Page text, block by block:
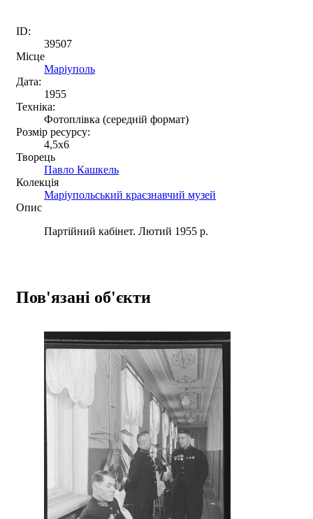
ID:
39507
Місце
Маріуполь
Дата:
1955
Техніка:
Фотоплівка (середній формат)
Розмір ресурсу:
4,5x6
Творець
Павло Кашкель
Колекція
Маріупольський краєзнавчий музей
Опис
Партійний кабінет. Лютий 1955 р.
Пов'язані об'єкти